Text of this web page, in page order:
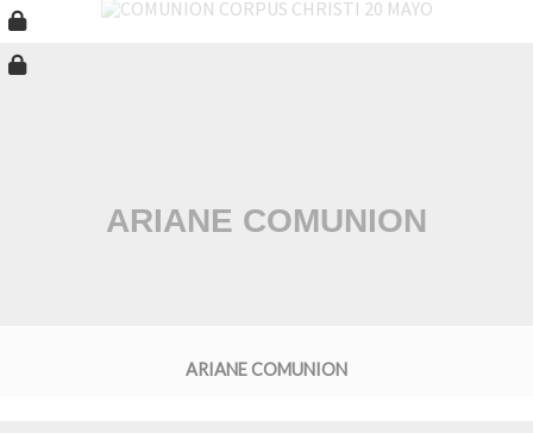
ARIANE COMUNION